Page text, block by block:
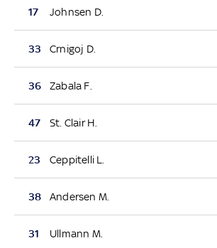
17 Johnsen D.
33 Crnigoj D.
36 Zabala F.
47 St. Clair H.
23 Ceppitelli L.
38 Andersen M.
31 Ullmann M.